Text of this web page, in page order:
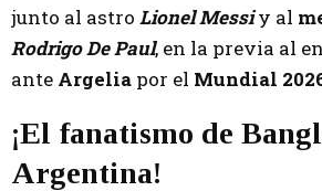
junto al astro Lionel Messiy al
Rodrigo De Paul, en la previa al
ante Argelia por el Mundial
¡El fanatismo de
Argentina!